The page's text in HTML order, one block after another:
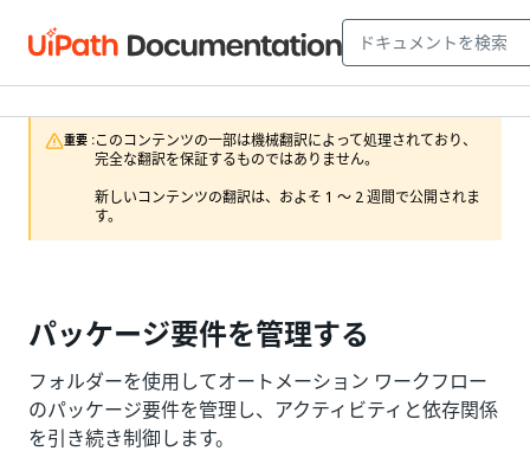
重要 :このコンテンツの一部は機械翻訳によって処理されており、
完全な翻訳を保証するものではありません。
新しいコンテンツの翻訳は、およそ 1 ～ 2 週間で公開されま
す。
パッケージ要件を管理する
フォルダーを使用してオートメーション ワークフロー
のパッケージ要件を管理し、アクティビティと依存関係
を引き続き制御します。